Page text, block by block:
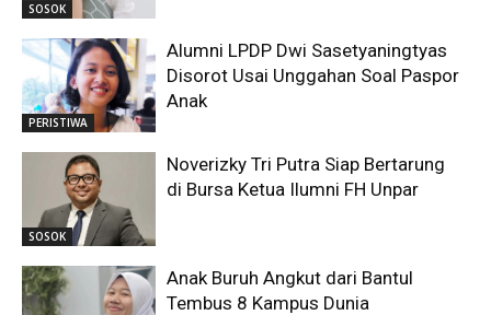
SOSOK
PERISTIWA
Alumni LPDP Dwi Sasetyaningtyas
Disorot Usai Unggahan Soal Paspor
Anak
SOSOK
Noverizky Tri Putra Siap Bertarung
di Bursa Ketua Ilumni FH Unpar
Anak Buruh Angkut dari Bantul
Tembus 8 Kampus Dunia